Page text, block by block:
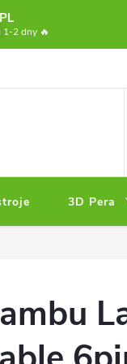
1-2 dny 🔥
3D Pera